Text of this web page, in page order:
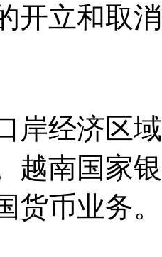
开立和取
岸经济区
越南国家
货币业务。